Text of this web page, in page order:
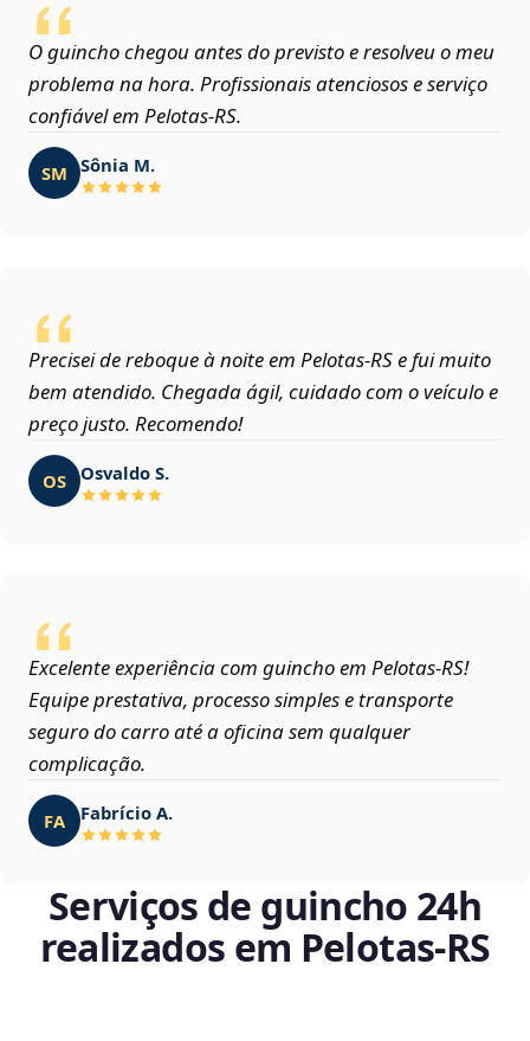
O guincho chegou antes do previsto e resolveu o meu
problema na hora. Profissionais atenciosos e serviço
confiável em Pelotas‑RS.
SM Sônia M.
Precisei de reboque à noite em Pelotas‑RS e fui muito
bem atendido. Chegada ágil, cuidado com o veículo e
preço justo. Recomendo!
OS Osvaldo S.
Excelente experiência com guincho em Pelotas‑RS!
Equipe prestativa, processo simples e transporte
seguro do carro até a oficina sem qualquer
complicação.
FA Fabrício A.
Serviços de guincho 24h
realizados em Pelotas‑RS